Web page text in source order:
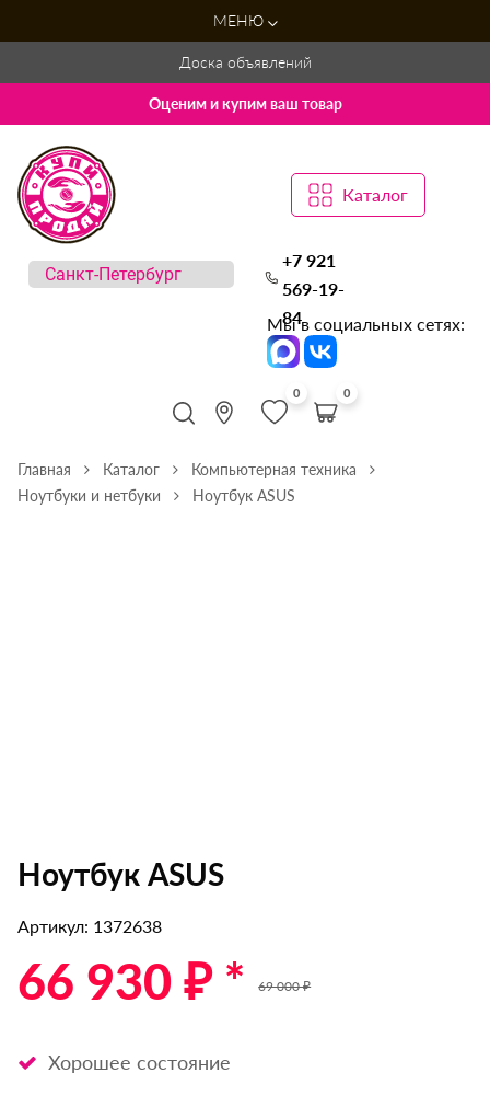
МЕНЮ
Доска объявлений
Оценим и купим ваш товар
Каталог
+7 921
569-19-
84
Мы в социальных сетях:
0 0
Главная Каталог
Компьютерная техника
Ноутбуки и нетбуки
Ноутбук ASUS
Ноутбук ASUS
Артикул: 1372638
66 930 ₽ * 69 000 ₽
Хорошее состояние